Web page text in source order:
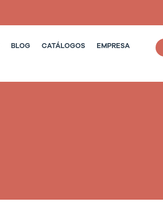
BLOG CATÁLOGOS EMPRESA